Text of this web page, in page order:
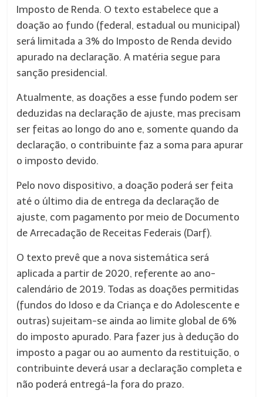
Imposto de Renda. O texto estabelece que a
doação ao fundo (federal, estadual ou municipal)
será limitada a 3% do Imposto de Renda devido
apurado na declaração. A matéria segue para
sanção presidencial.
Atualmente, as doações a esse fundo podem ser
deduzidas na declaração de ajuste, mas precisam
ser feitas ao longo do ano e, somente quando da
declaração, o contribuinte faz a soma para apurar
o imposto devido.
Pelo novo dispositivo, a doação poderá ser feita
até o último dia de entrega da declaração de
ajuste, com pagamento por meio de Documento
de Arrecadação de Receitas Federais (Darf).
O texto prevê que a nova sistemática será
aplicada a partir de 2020, referente ao ano-
calendário de 2019. Todas as doações permitidas
(fundos do Idoso e da Criança e do Adolescente e
outras) sujeitam-se ainda ao limite global de 6%
do imposto apurado. Para fazer jus à dedução do
imposto a pagar ou ao aumento da restituição, o
contribuinte deverá usar a declaração completa e
não poderá entregá-la fora do prazo.